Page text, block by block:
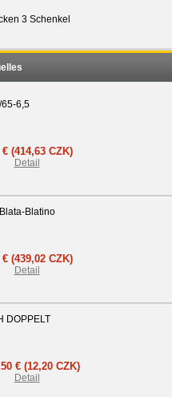
3 Schenkel
6,5
€ (414,63 CZK)
Detail
Blatino
€ (439,02 CZK)
Detail
DOPPELT
€ (12,20 CZK)
Detail